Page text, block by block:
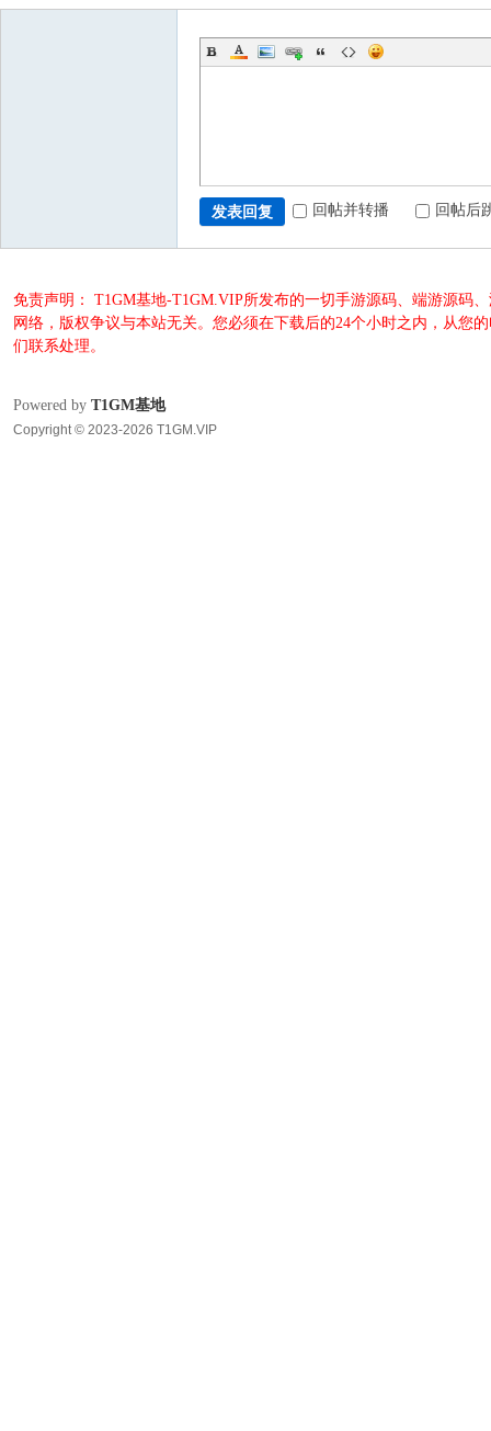
发表回复 回帖并转播 回帖后
免责声明： T1GM基地-T1GM.VIP所发布的一切手游源码、端游源码
网络，版权争议与本站无关。您必须在下载后的24个小时之内，从您
们联系处理。
Powered by T1GM基地
Copyright © 2023-2026 T1GM.VIP